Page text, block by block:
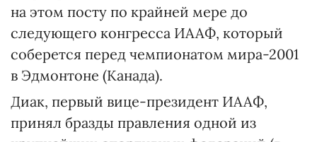
на этом посту по крайней мере до
следующего конгресса ИААФ, который
соберется перед чемпионатом мира-2001
в Эдмонтоне (Канада).
Диак, первый вице-президент ИААФ,
принял бразды правления одной из